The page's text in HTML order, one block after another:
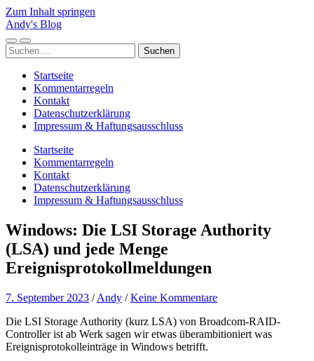
Zum Inhalt springen
Andy's Blog
Mobile-
Menü
Suchfeld
ein-/ausblenden
Suchen
nach:
Startseite
Kommentarregeln
Kontakt
Datenschutzerklärung
Impressum & Haftungsausschluss
Startseite
Kommentarregeln
Kontakt
Datenschutzerklärung
Impressum & Haftungsausschluss
Windows: Die LSI Storage Authority
(LSA) und jede Menge
Ereignisprotokollmeldungen
7. September 2023 /Andy /Keine Kommentare
Die LSI Storage Authority (kurz LSA) von Broadcom-RAID-
Controller ist ab Werk sagen wir etwas überambitioniert was
Ereignisprotokolleinträge in Windows betrifft.